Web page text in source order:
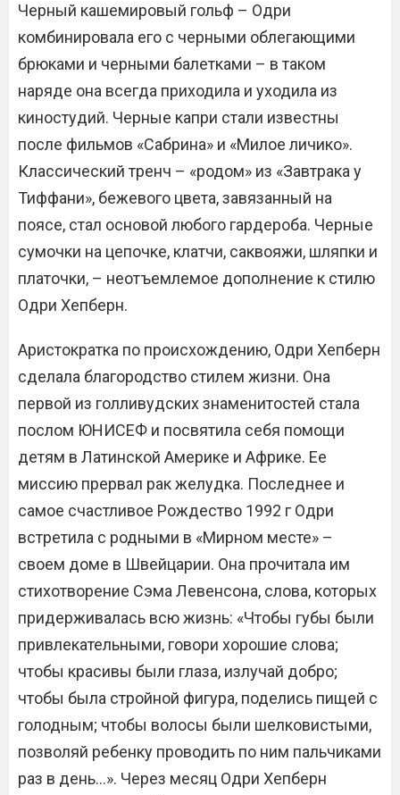
Черный кашемировый гольф – Одри
комбинировала его с черными облегающими
брюками и черными балетками – в таком
наряде она всегда приходила и уходила из
киностудий. Черные капри стали известны
после фильмов «Сабрина» и «Милое личико».
Классический тренч – «родом» из «Завтрака у
Тиффани», бежевого цвета, завязанный на
поясе, стал основой любого гардероба. Черные
сумочки на цепочке, клатчи, саквояжи, шляпки и
платочки, – неотъемлемое дополнение к стилю
Одри Хепберн.
Аристократка по происхождению, Одри Хепберн
сделала благородство стилем жизни. Она
первой из голливудских знаменитостей стала
послом ЮНИСЕФ и посвятила себя помощи
детям в Латинской Америке и Африке. Ее
миссию прервал рак желудка. Последнее и
самое счастливое Рождество 1992 г Одри
встретила с родными в «Мирном месте» –
своем доме в Швейцарии. Она прочитала им
стихотворение Сэма Левенсона, слова, которых
придерживалась всю жизнь: «Чтобы губы были
привлекательными, говори хорошие слова;
чтобы красивы были глаза, излучай добро;
чтобы была стройной фигура, поделись пищей с
голодным; чтобы волосы были шелковистыми,
позволяй ребенку проводить по ним пальчиками
раз в день…». Через месяц Одри Хепберн